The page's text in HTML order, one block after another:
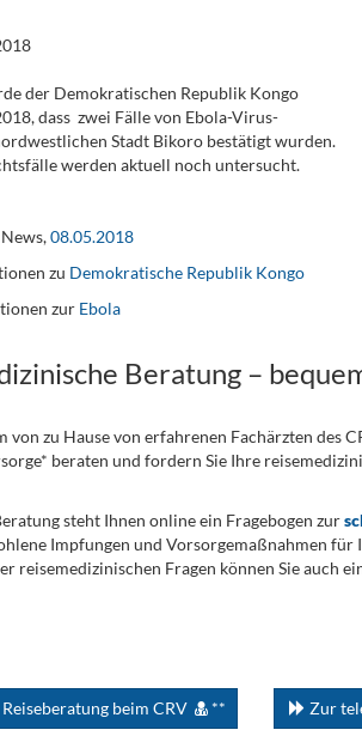
der Demokratischen Republik Kongo
dass zwei Fälle von Ebola-Virus-
Stadt Bikoro bestätigt wurden.
werden aktuell noch untersucht.
08.05.2018
zu Demokratische Republik Kongo
zur Ebola
Beratung –
von zu Hause von erfahrenen Fachärzten des
beraten und fordern Sie Ihre
steht Ihnen online ein Fragebogen zur
Impfungen und Vorsorgemaßnahmen für
reisemedizinischen Fragen können Sie auch
beim CRV ** Zur